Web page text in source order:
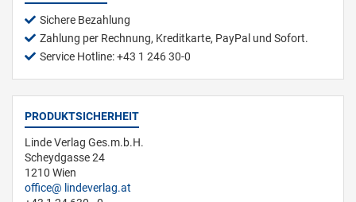
Sichere Bezahlung
Zahlung per Rechnung, Kreditkarte, PayPal und Sofort.
Service Hotline: +43 1 246 30-0
PRODUKTSICHERHEIT
Linde Verlag Ges.m.b.H.
Scheydgasse 24
1210 Wien
office
lindeverlag.at